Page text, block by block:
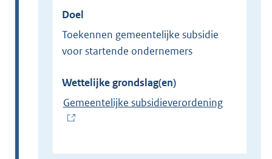
Doel
Toekennen gemeentelijke subsidie
voor startende ondernemers
Wettelijke grondslag(en)
Gemeentelijke subsidieverordening
x